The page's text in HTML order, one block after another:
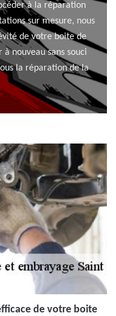
à la réparation
sur mesure, nous
de votre boite de
nouveau sans souci
la réparation de la
de votre boite